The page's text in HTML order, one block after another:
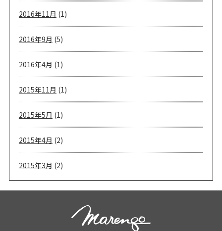
2016年11月 (1)
2016年9月 (5)
2016年4月 (1)
2015年11月 (1)
2015年5月 (1)
2015年4月 (2)
2015年3月 (2)